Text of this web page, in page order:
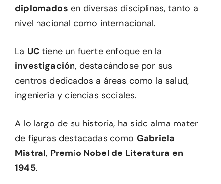
diplomados en diversas disciplinas, tanto a
nivel nacional como internacional.
La UCtiene un fuerte enfoque en la
investigación, destacándose por sus
centros dedicados a áreas como la salud,
ingeniería y ciencias sociales.
A lo largo de su historia, ha sido alma mater
de figuras destacadas como Gabriela
Mistral, Premio Nobel de Literatura en
1945.